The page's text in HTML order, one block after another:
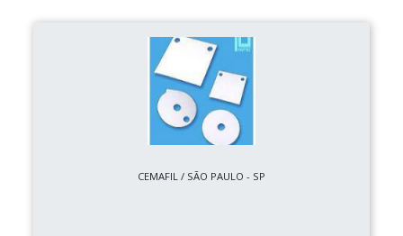
CEMAFIL / SÃO PAULO - SP